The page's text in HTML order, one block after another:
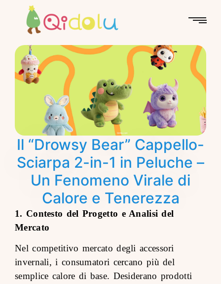
Il “Drowsy Bear” Cappello-
Sciarpa 2-in-1 in Peluche –
Un Fenomeno Virale di
Calore e Tenerezza
1. Contesto del Progetto e Analisi del
Mercato
Nel competitivo mercato degli accessori
invernali, i consumatori cercano più del
semplice calore di base. Desiderano prodotti